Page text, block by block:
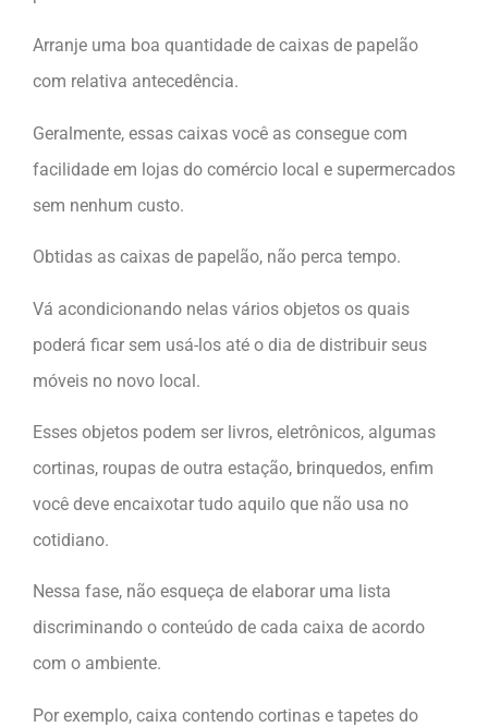
Arranje uma boa quantidade de caixas de papelão
com relativa antecedência.
Geralmente, essas caixas você as consegue com
facilidade em lojas do comércio local e supermercados
sem nenhum custo.
Obtidas as caixas de papelão, não perca tempo.
Vá acondicionando nelas vários objetos os quais
poderá ficar sem usá-los até o dia de distribuir seus
móveis no novo local.
Esses objetos podem ser livros, eletrônicos, algumas
cortinas, roupas de outra estação, brinquedos, enfim
você deve encaixotar tudo aquilo que não usa no
cotidiano.
Nessa fase, não esqueça de elaborar uma lista
discriminando o conteúdo de cada caixa de acordo
com o ambiente.
Por exemplo, caixa contendo cortinas e tapetes do